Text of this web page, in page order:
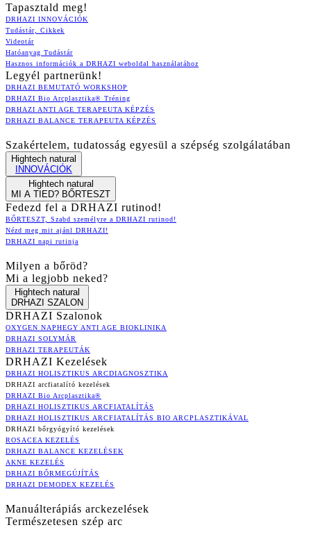
Tapasztald meg!
DRHAZI INNOVÁCIÓK
Tudástár, Cikkek
Videotár
Hatóanyag Tudástár
Hasznos információk a DRHAZI weboldal használatához
Legyél partnerünk!
DRHAZI BEMUTATÓ WORKSHOP
DRHAZI Bio Arcplasztika® Tréning
DRHAZI ANTI AGE TERAPEUTA KÉPZÉS
DRHAZI BALANCE TERAPEUTA KÉPZÉS
Szakértelem, tudatosság egyesül a szépség szolgálatában
Hightech natural
INNOVÁCIÓK
Hightech natural
MI A TIED? BŐRTESZT
Fedezd fel a DRHAZI rutinod!
BŐRTESZT, Szabd személyre a DRHAZI rutinod!
Nézd meg mit ajánl DRHAZI!
DRHAZI napi rutinja
Milyen a bőröd?
Mi a legjobb neked?
Hightech natural
DRHAZI SZALON
DRHAZI Szalonok
OXYGEN NAPHEGY ANTI AGE BIOKLINIKA
DRHAZI SOLYMÁR
DRHAZI TERAPEUTÁK
DRHAZI Kezelések
DRHAZI HOLISZTIKUS ARCDIAGNOSZTIKA
DRHAZI arcfiatalító kezelések
DRHAZI Bio Arcplasztika®
DRHAZI HOLISZTIKUS ARCFIATALÍTÁS
DRHAZI HOLISZTIKUS ARCFIATALÍTÁS BIO ARCPLASZTIKÁVAL
DRHAZI bőrgyógyító kezelések
ROSACEA KEZELÉS
DRHAZI BALANCE KEZELÉSEK
AKNE KEZELÉS
DRHAZI BŐRMEGÚJÍTÁS
DRHAZI DEMODEX KEZELÉS
Manuálterápiás arckezelések
Természetesen szép arc